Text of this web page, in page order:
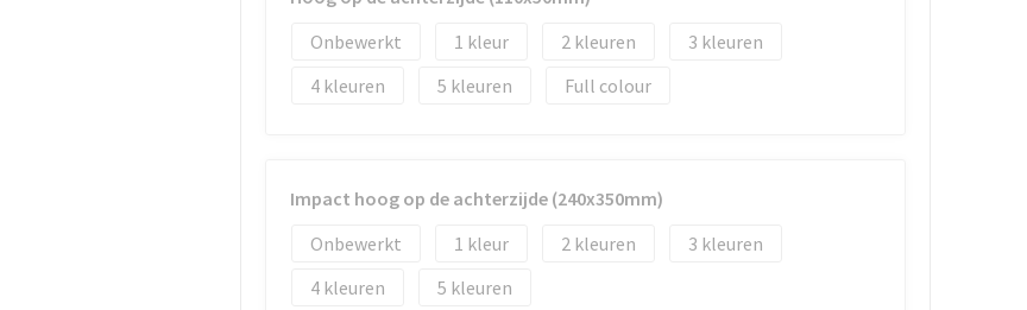
Onbewerkt
1 2
3
4
5 Full colour
Impact hoog op de achterzijde (240x350mm)
Onbewerkt
1 2
3
4
5